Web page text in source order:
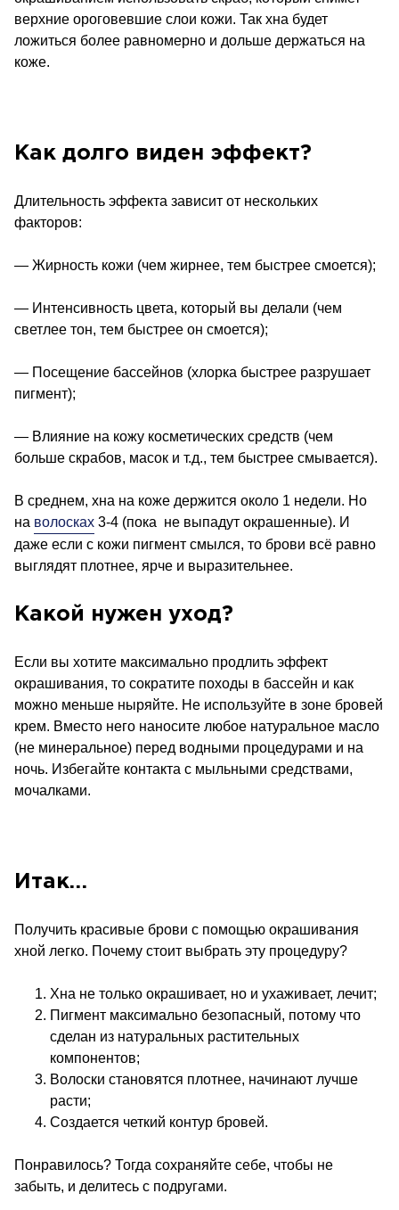
верхние ороговевшие слои кожи. Так хна будет
ложиться более равномерно и дольше держаться на
коже.
Как долго виден эффект?
Длительность эффекта зависит от нескольких
факторов:
— Жирность кожи (чем жирнее, тем быстрее смоется);
— Интенсивность цвета, который вы делали (чем
светлее тон, тем быстрее он смоется);
— Посещение бассейнов (хлорка быстрее разрушает
пигмент);
— Влияние на кожу косметических средств (чем
больше скрабов, масок и т.д., тем быстрее смывается).
В среднем, хна на коже держится около 1 недели. Но
на волосках 3-4 (пока не выпадут окрашенные). И
даже если с кожи пигмент смылся, то брови всё равно
выглядят плотнее, ярче и выразительнее.
Какой нужен уход?
Если вы хотите максимально продлить эффект
окрашивания, то сократите походы в бассейн и как
можно меньше ныряйте. Не используйте в зоне бровей
крем. Вместо него наносите любое натуральное масло
(не минеральное) перед водными процедурами и на
ночь. Избегайте контакта с мыльными средствами,
мочалками.
Итак…
Получить красивые брови с помощью окрашивания
хной легко. Почему стоит выбрать эту процедуру?
Хна не только окрашивает, но и ухаживает, лечит;
Пигмент максимально безопасный, потому что
сделан из натуральных растительных
компонентов;
Волоски становятся плотнее, начинают лучше
расти;
Создается четкий контур бровей.
Понравилось? Тогда сохраняйте себе, чтобы не
забыть, и делитесь с подругами.